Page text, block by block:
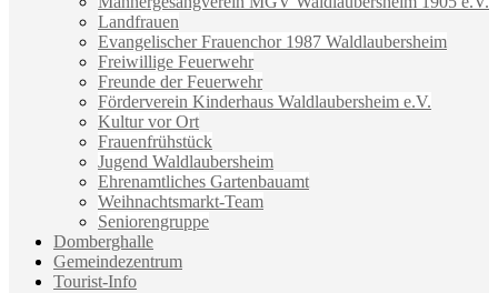
Landfrauen
Evangelischer Frauenchor 1987 Waldlaubersheim
Freiwillige Feuerwehr
Freunde der Feuerwehr
Förderverein Kinderhaus Waldlaubersheim e.V.
Kultur vor Ort
Frauenfrühstück
Jugend Waldlaubersheim
Ehrenamtliches Gartenbauamt
Weihnachtsmarkt-Team
Seniorengruppe
Domberghalle
Gemeindezentrum
Tourist-Info